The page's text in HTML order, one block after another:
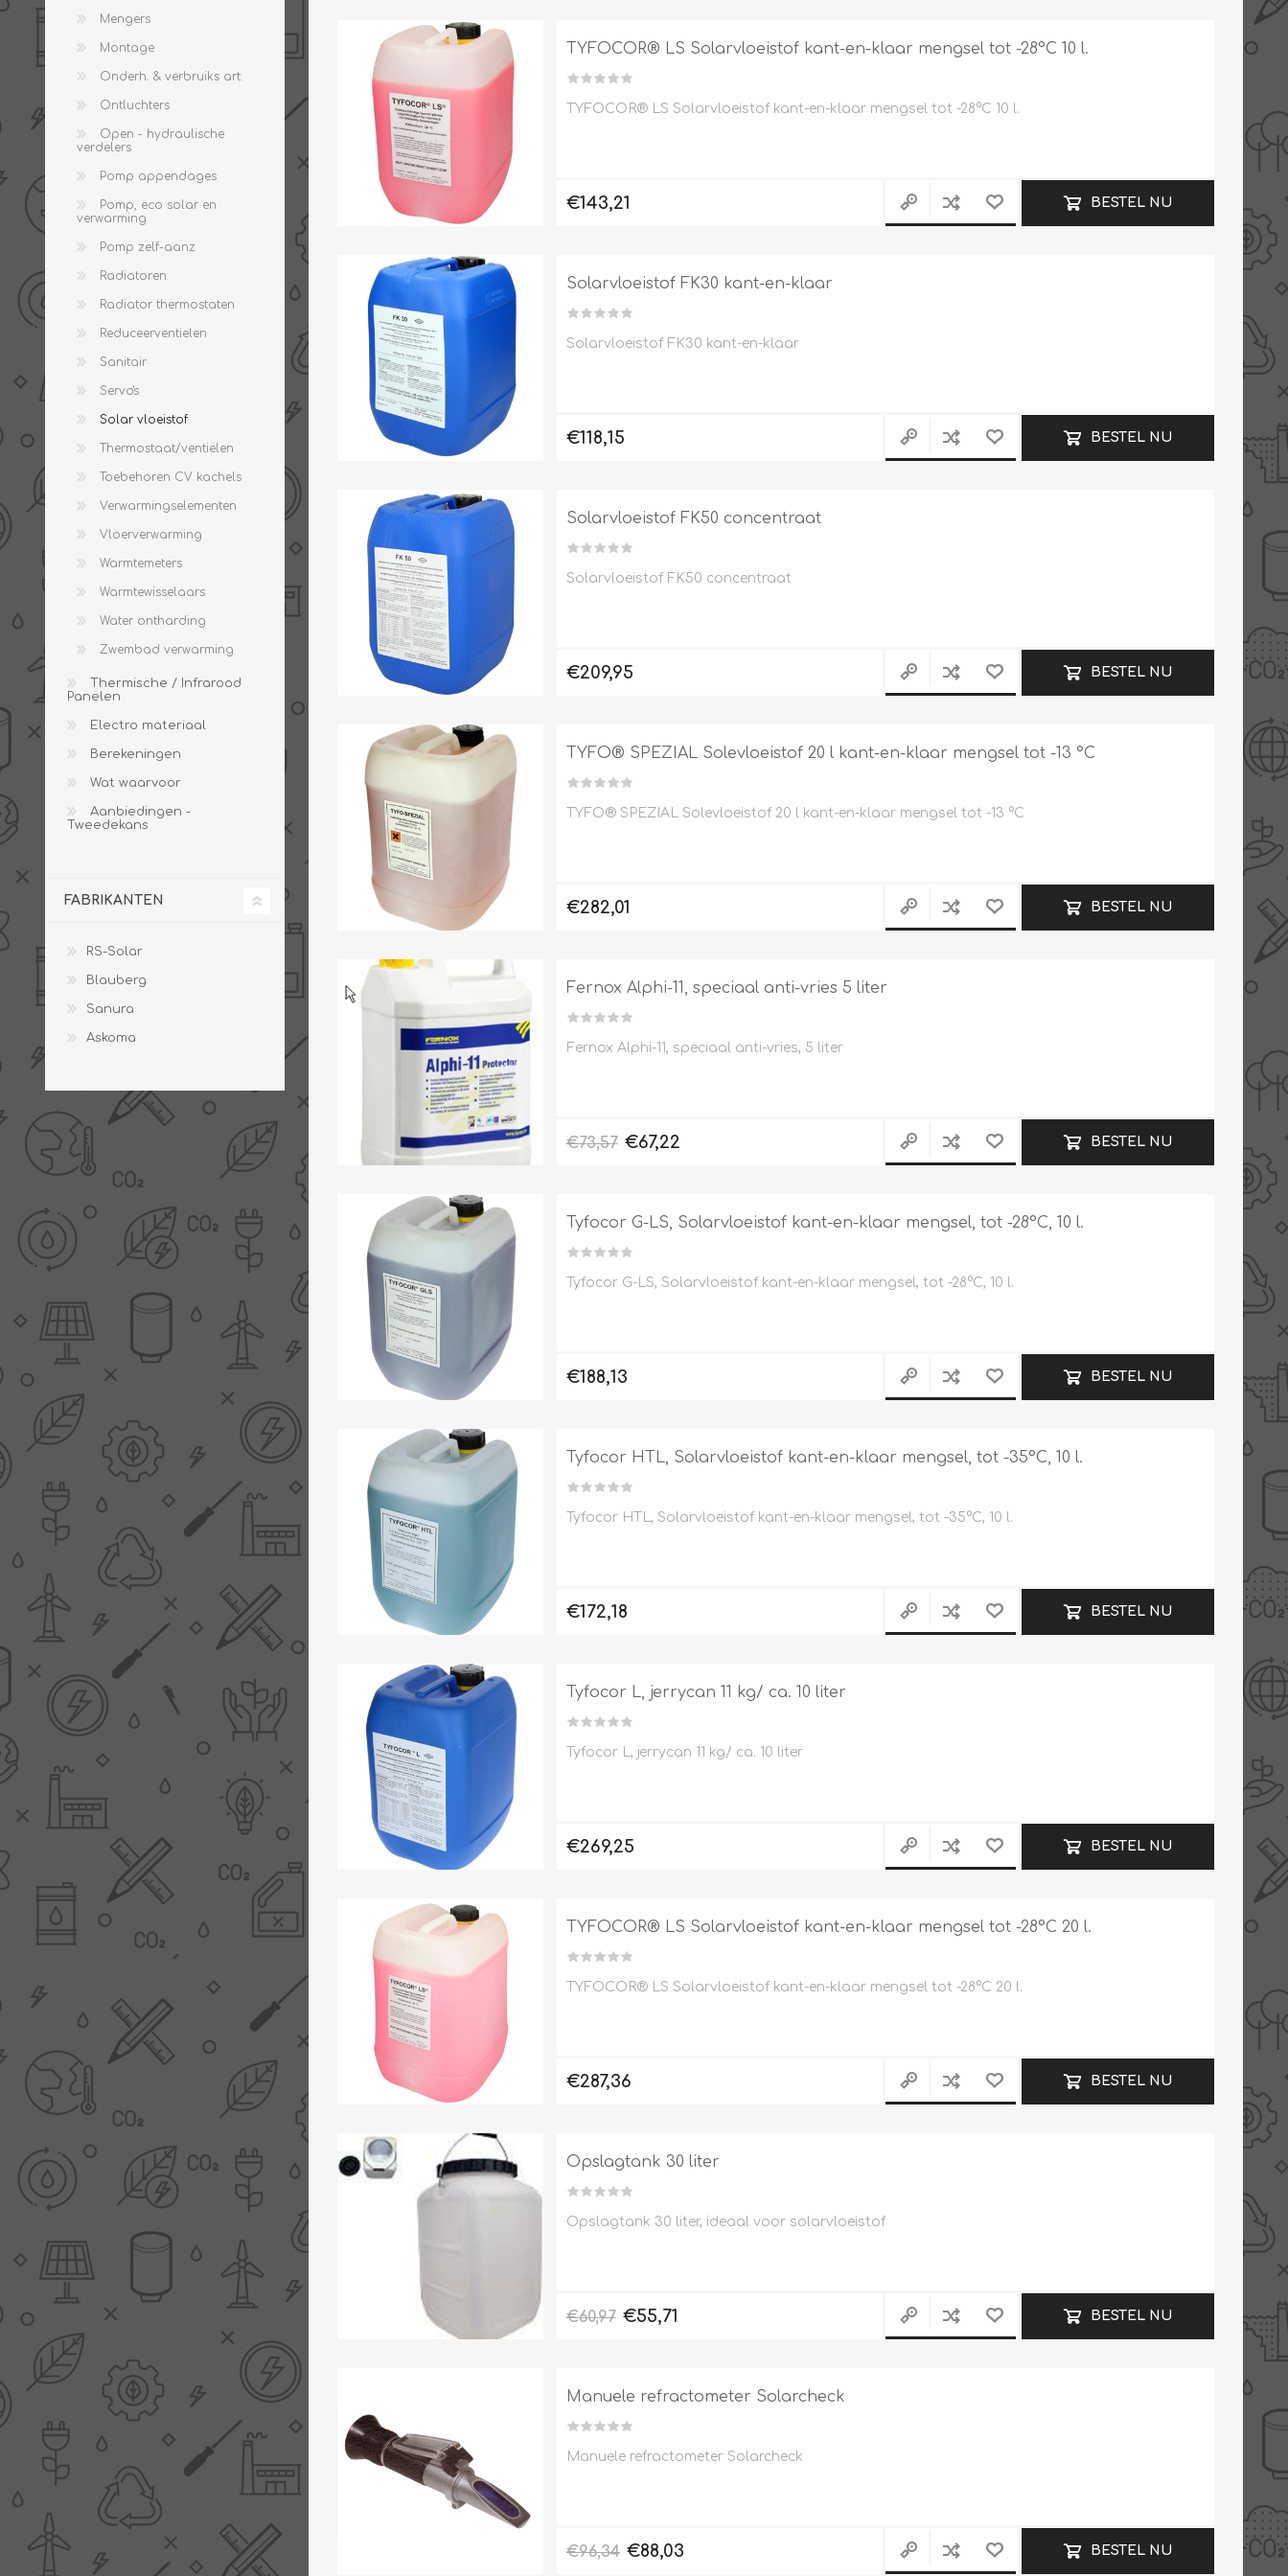
THERMISCHE /
INFRAROOD PANELEN
Ceramic+
Climastar
Sun+
ELECTRO MATERIAAL
Diverse electro
Verwarmingslint
Kasten, automaten etc.
LED lampen
Schakelen
Eltako
BEREKENINGEN WAT WAARVOOR
AANBIEDINGEN -
TWEEDEKANS
TYFOCOR® LS Solarvloeistof kant-en-klaar mengsel tot -28°C 10 l.
TYFOCOR® LS Solarvloeistof kant-en-klaar mengsel tot -28°C 10 l.
€143,21 BESTEL NU
Solarvloeistof FK30 kant-en-klaar
Solarvloeistof FK30 kant-en-klaar
€118,15 BESTEL NU
Solarvloeistof FK50 concentraat
Solarvloeistof FK50 concentraat
€209,95 BESTEL NU
TYFO® SPEZIAL Solevloeistof 20 l kant-en-klaar mengsel tot -13 °C
TYFO® SPEZIAL Solevloeistof 20 l kant-en-klaar mengsel tot -13 °C
€282,01 BESTEL NU
Fernox Alphi-11, speciaal anti-vries 5 liter
Fernox Alphi-11, speciaal anti-vries, 5 liter
€73,57 €67,22 BESTEL NU
Tyfocor G-LS, Solarvloeistof kant-en-klaar mengsel, tot -28°C, 10 l.
Tyfocor G-LS, Solarvloeistof kant-en-klaar mengsel, tot -28°C, 10 l.
€188,13 BESTEL NU
Tyfocor HTL, Solarvloeistof kant-en-klaar mengsel, tot -35°C, 10 l.
Tyfocor HTL, Solarvloeistof kant-en-klaar mengsel, tot -35°C, 10 l.
€172,18 BESTEL NU
Tyfocor L, jerrycan 11 kg/ ca. 10 liter
Tyfocor L, jerrycan 11 kg/ ca. 10 liter
€269,25 BESTEL NU
TYFOCOR® LS Solarvloeistof kant-en-klaar mengsel tot -28°C 20 l.
TYFOCOR® LS Solarvloeistof kant-en-klaar mengsel tot -28°C 20 l.
€287,36 BESTEL NU
Opslagtank 30 liter
Opslagtank 30 liter, ideaal voor solarvloeistof
€60,97 €55,71 BESTEL NU
Manuele refractometer Solarcheck
Manuele refractometer Solarcheck
€96,34 €88,03 BESTEL NU
Mengers
Montage
Onderh. & verbruiks art.
Ontluchters
Open - hydraulische
verdelers
Pomp appendages
Pomp, eco solar en
verwarming
Pomp zelf-aanz
Radiatoren
Radiator thermostaten
Reduceerventielen
Sanitair
Servo's
Solar vloeistof
Thermostaat/ventielen
Toebehoren CV kachels
Verwarmingselementen
Vloerverwarming
Warmtemeters
Warmtewisselaars
Water ontharding
Zwembad verwarming
Thermische / Infrarood
Panelen
Electro materiaal
Berekeningen
Wat waarvoor
Aanbiedingen -
Tweedekans
FABRIKANTEN
RS-Solar
Blauberg
Sanura
Askoma